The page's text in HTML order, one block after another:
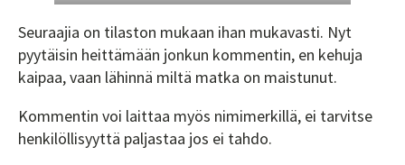
Seuraajia on tilaston mukaan ihan mukavasti. Nyt
pyytäisin heittämään jonkun kommentin, en kehuja
kaipaa, vaan lähinnä miltä matka on maistunut.
Kommentin voi laittaa myös nimimerkillä, ei tarvitse
henkilöllisyyttä paljastaa jos ei tahdo.